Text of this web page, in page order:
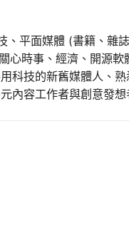
平面媒體 (書籍、雜
心時事、經濟、開源
科技的新舊媒體人、
內容工作者與創意發想